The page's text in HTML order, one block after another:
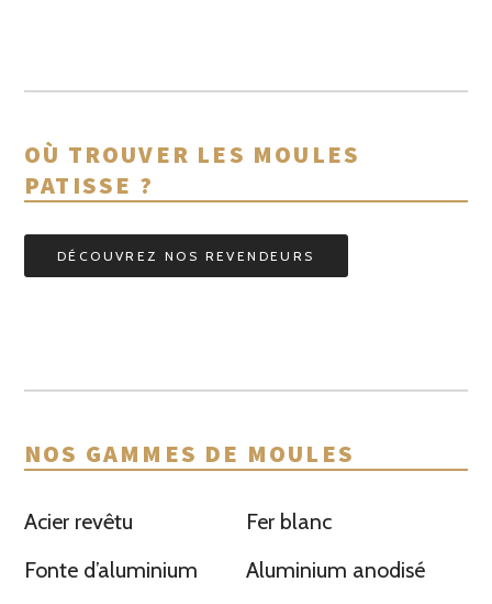
OÙ TROUVER LES MOULES
PATISSE ?
DÉCOUVREZ NOS REVENDEURS
NOS GAMMES DE MOULES
Acier revêtu
Fer blanc
Fonte d’aluminium
Aluminium anodisé